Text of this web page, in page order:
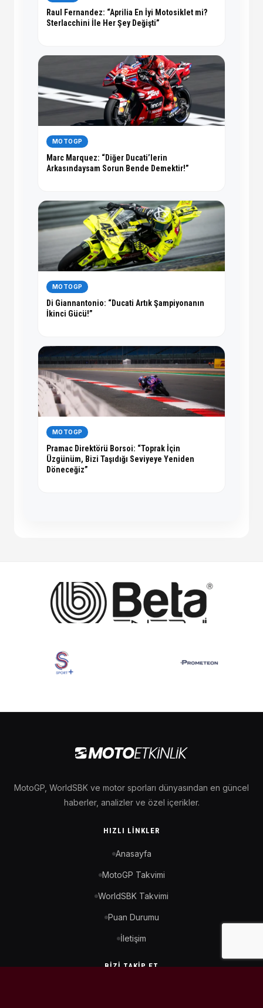
Raul Fernandez: “Aprilia En İyi Motosiklet mi?
Sterlacchini İle Her Şey Değişti”
MOTOGP
Marc Marquez: “Diğer Ducati’lerin
Arkasındaysam Sorun Bende Demektir!”
MOTOGP
Di Giannantonio: “Ducati Artık Şampiyonanın
İkinci Gücü!”
MOTOGP
Pramac Direktörü Borsoi: “Toprak İçin
Üzgünüm, Bizi Taşıdığı Seviyeye Yeniden
Döneceğiz”
MotoGP, WorldSBK ve motor sporları dünyasından en güncel
haberler, analizler ve özel içerikler.
HIZLI LINKLER
Anasayfa
MotoGP Takvimi
WorldSBK Takvimi
Puan Durumu
İletişim
BIZI TAKIP ET